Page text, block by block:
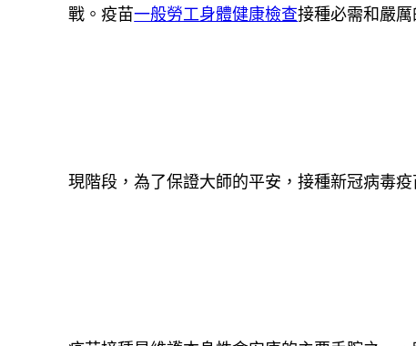
戰。疫苗一般勞工身體健康檢查接種必需和嚴厲
現階段，為了保證大師的平安，接種新冠病毒